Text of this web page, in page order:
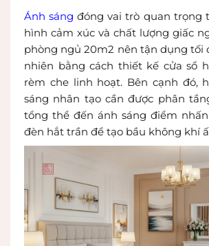
Ánh sáng đóng vai trò quan trọng
hình cảm xúc và chất lượng giấc
phòng ngủ 20m2 nên tận dụng tối
nhiên bằng cách thiết kế cửa sổ
rèm che linh hoạt. Bên cạnh đó,
sáng nhân tạo cần được phân
tổng thể đến ánh sáng điểm
đèn hắt trần để tạo bầu không khí